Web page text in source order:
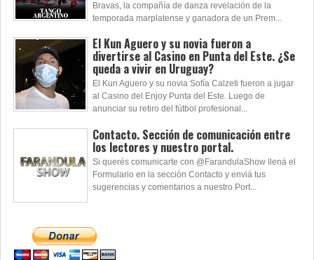
Bravas, la compañía de danza revelación de la
temporada marplatense y ganadora de un Prem...
El Kun Aguero y su novia fueron a
divertirse al Casino en Punta del Este. ¿Se
queda a vivir en Uruguay?
El Kun Aguero y su novia Sofía Calzeti fueron a jugar
al Casino del Enjoy Punta del Este. Luego de
anunciar su retiro del fútbol profesional...
Contacto. Sección de comunicación entre
los lectores y nuestro portal.
Si querés comunicarte con @FarandulaShow llená el
Formulario en la sección Contacto y enviá tus
sugerencias y comentarios a nuestro Port...